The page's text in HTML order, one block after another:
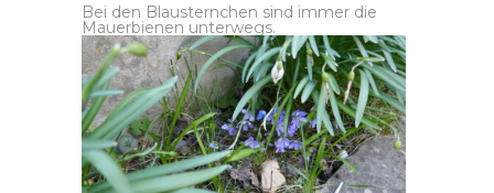
Bei den Blausternchen sind immer die
Mauerbienen unterwegs.